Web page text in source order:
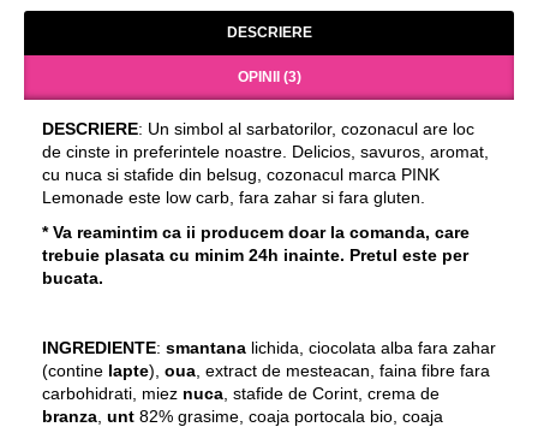
DESCRIERE
OPINII (3)
DESCRIERE: Un simbol al sarbatorilor, cozonacul are loc
de cinste in preferintele noastre. Delicios, savuros, aromat,
cu nuca si stafide din belsug, cozonacul marca PINK
Lemonade este low carb, fara zahar si fara gluten.
* Va reamintim ca ii producem doar la comanda, care
trebuie plasata cu minim 24h inainte. Pretul este per
bucata.
INGREDIENTE: smantana lichida, ciocolata alba fara zahar
(contine lapte), oua , extract de mesteacan, faina fibre fara
carbohidrati, miez nuca , stafide de Corint, crema de
branza unt 82% grasime, coaja portocala bio, coaja